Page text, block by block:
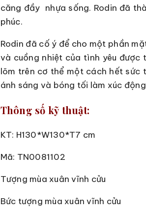
căng đầy nhựa sống. Rodin đã
phúc.
Rodin đã cố ý để cho một phần
và cuồng nhiệt của tình yêu được
lõm trên cơ thể một cách hết sức
ánh sáng và bóng tối làm xúc
Thông số kỹ thuật:
KT: H130*W130*T7 cm
Mã: TN0081102
Tượng mùa xuân vĩnh cửu
Bức tượng mùa xuân vĩnh cửu